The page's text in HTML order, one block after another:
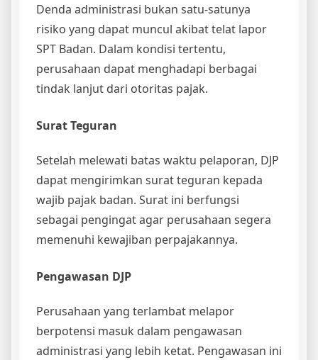
Denda administrasi bukan satu-satunya
risiko yang dapat muncul akibat telat lapor
SPT Badan. Dalam kondisi tertentu,
perusahaan dapat menghadapi berbagai
tindak lanjut dari otoritas pajak.
Surat Teguran
Setelah melewati batas waktu pelaporan, DJP
dapat mengirimkan surat teguran kepada
wajib pajak badan. Surat ini berfungsi
sebagai pengingat agar perusahaan segera
memenuhi kewajiban perpajakannya.
Pengawasan DJP
Perusahaan yang terlambat melapor
berpotensi masuk dalam pengawasan
administrasi yang lebih ketat. Pengawasan ini